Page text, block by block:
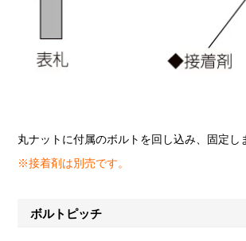
丸ナットに付属のボルトを回し込み、固定し
※接着剤は別売です。
ボルトピッチ